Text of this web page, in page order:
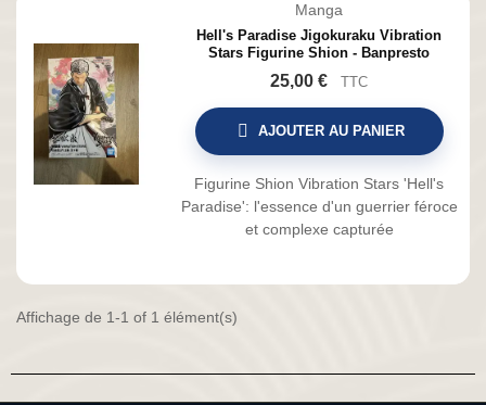
Manga
Hell's Paradise Jigokuraku Vibration
Stars Figurine Shion - Banpresto
25,00 € TTC
AJOUTER AU PANIER
Figurine Shion Vibration Stars 'Hell's
Paradise': l'essence d'un guerrier féroce
et complexe capturée
Affichage de 1-1 of 1 élément(s)